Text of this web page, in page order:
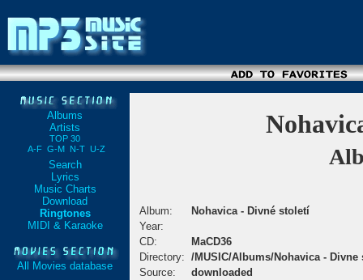
Albums
Artists
TOP 30
A-F G-M N-T U-Z
Search
Lyrics
Music Charts
Download
Ringtones
MIDI & Karaoke
All Movies database
Album:
Nohavica - Divné století
Year:
CD:
MaCD36
Directory: /MUSIC/Albums/Nohavica - Divne
Source:
downloaded